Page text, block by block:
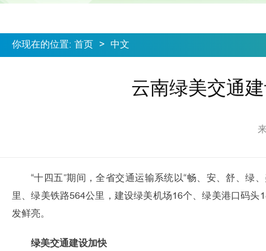
你现在的位置: 首页 > 中文
云南绿美交通
“十四五”期间，全省交通运输系统以“畅、安、舒、
里、绿美铁路564公里，建设绿美机场16个、绿美港口码
发鲜亮。
绿美交通建设加快